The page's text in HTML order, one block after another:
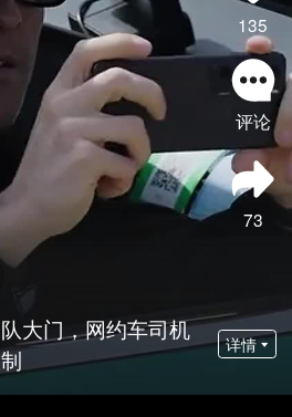
135
评论
73
大门，网约车司机
详情